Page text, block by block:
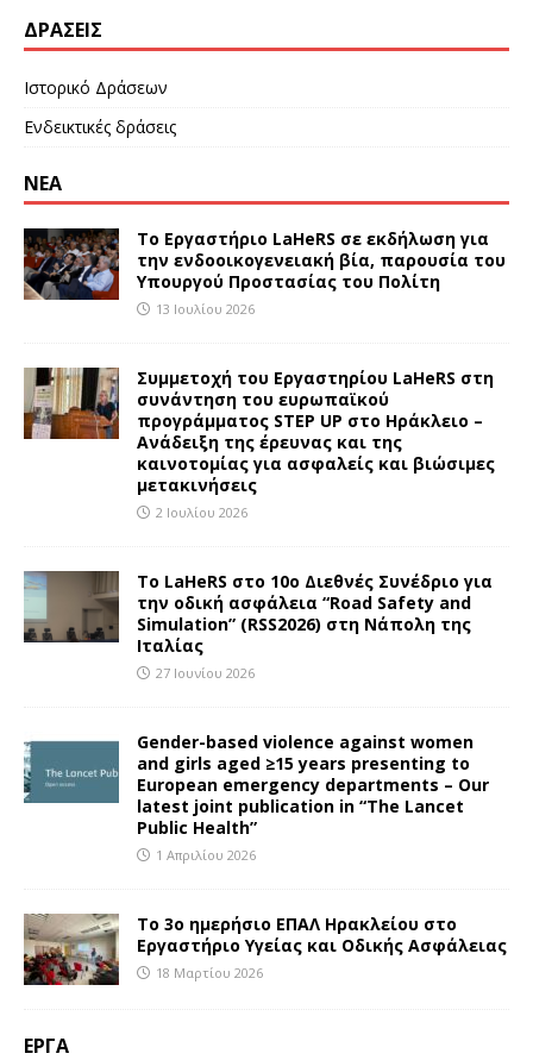
ΔΡΆΣΕΙΣ
Ιστορικό Δράσεων
Ενδεικτικές δράσεις
ΝΕΑ
Το Εργαστήριο LaHeRS σε εκδήλωση για
την ενδοοικογενειακή βία, παρουσία του
Υπουργού Προστασίας του Πολίτη
13 Ιουλίου 2026
Συμμετοχή του Εργαστηρίου LaHeRS στη
συνάντηση του ευρωπαϊκού
προγράμματος STEP UP στο Ηράκλειο –
Ανάδειξη της έρευνας και της
καινοτομίας για ασφαλείς και βιώσιμες
μετακινήσεις
2 Ιουλίου 2026
To LaHeRS στο 10ο Διεθνές Συνέδριο για
την οδική ασφάλεια “Road Safety and
Simulation” (RSS2026) στη Νάπολη της
Ιταλίας
27 Ιουνίου 2026
Gender-based violence against women
and girls aged ≥15 years presenting to
European emergency departments – Our
latest joint publication in “The Lancet
Public Health”
1 Απριλίου 2026
Το 3ο ημερήσιο ΕΠΑΛ Ηρακλείου στο
Εργαστήριο Υγείας και Οδικής Ασφάλειας
18 Μαρτίου 2026
ΈΡΓΑ